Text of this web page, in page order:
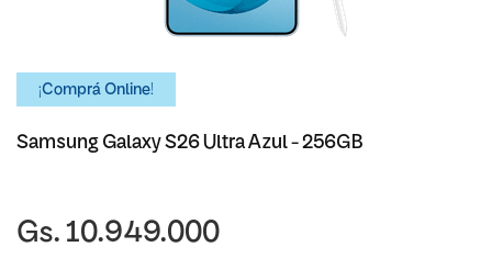
¡Comprá Online!
Samsung Galaxy S26 Ultra Azul - 256GB
Gs. 10.949.000